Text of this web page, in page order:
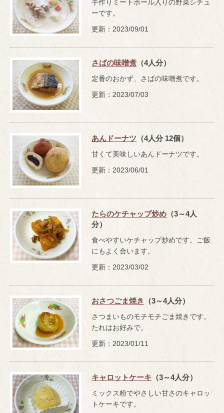
手作りミートボール入りの野菜シチュ
ーです。
更新：2023/09/01
さばの味噌煮 （4人分）
定番のおかず、さばの味噌煮です。
更新：2023/07/03
あんドーナツ （4人分 12個）
甘くて美味しいあんドーナツです。
更新：2023/06/01
たらのケチャップ炒め （3～4人
分）
食べやすいケチャップ炒めです。ご飯
にもよく合います。
更新：2023/03/02
おさつごま焼き （3～4人分）
さつまいものモチモチごま焼きです。
たれはお好みで。
更新：2023/01/11
キャロットケーキ （3～4人分）
ミックス粉でやさしい甘さのキャロッ
トケーキです。